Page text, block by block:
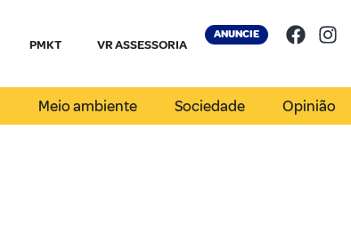
PMKT VR ASSESSORIA
ANUNCIE
Meio ambiente Sociedade Opinião